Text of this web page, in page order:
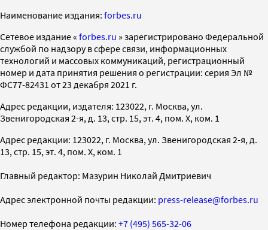
Наименование издания: forbes.ru
Cетевое издание « forbes.ru » зарегистрировано Федеральной
службой по надзору в сфере связи, информационных
технологий и массовых коммуникаций, регистрационный
номер и дата принятия решения о регистрации: серия Эл №
ФС77-82431 от 23 декабря 2021 г.
Адрес редакции, издателя: 123022, г. Москва, ул.
Звенигородская 2-я, д. 13, стр. 15, эт. 4, пом. X, ком. 1
Адрес редакции: 123022, г. Москва, ул. Звенигородская 2-я, д.
13, стр. 15, эт. 4, пом. X, ком. 1
Главный редактор: Мазурин Николай Дмитриевич
Адрес электронной почты редакции: press-release@forbes.ru
Номер телефона редакции: +7 (495) 565-32-06